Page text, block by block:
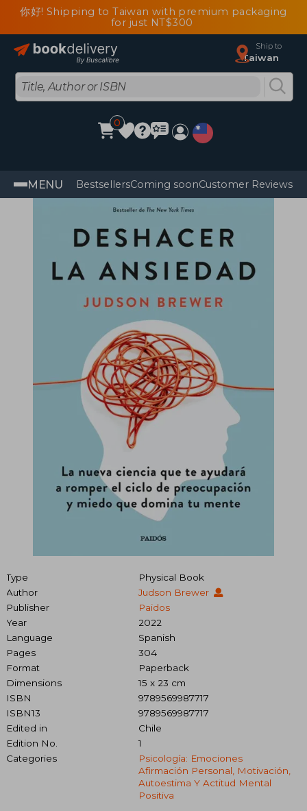
你好! Shipping to Taiwan with premium packaging
for just NT$300
Ship to
Taiwan
0
MENU BestsellersComing soonCustomer Reviews
Type
Physical Book
Author
Judson Brewer
Publisher
Paidos
Year
2022
Language
Spanish
Pages
304
Format
Paperback
Dimensions
15 x 23 cm
ISBN
9789569987717
ISBN13
9789569987717
Edited in
Chile
Edition No.
1
Categories
Psicología: Emociones
Afirmación Personal, Motivación,
Autoestima Y Actitud Mental
Positiva